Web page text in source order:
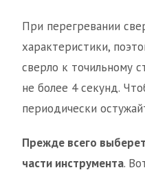
При перегревании
характеристики,
сверло к точильному
не более 4 секунд.
периодически
Прежде всего
части инструмента.